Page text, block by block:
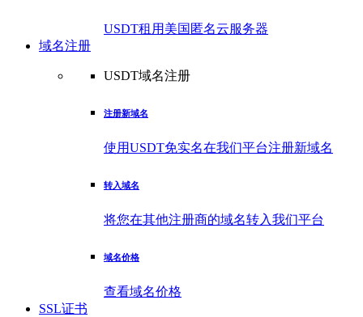
USDT租用美国匿名云服务器
域名注册
USDT域名注册
注册新域名
使用USDT免实名在我们平台注册新域名
转入域名
将您在其他注册商的域名转入我们平台
域名价格
查看域名价格
SSL证书